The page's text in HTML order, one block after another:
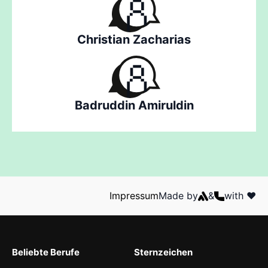
Christian Zacharias
Badruddin Amiruldin
ImpressumMade by & with ❤️
Beliebte Berufe Sternzeichen